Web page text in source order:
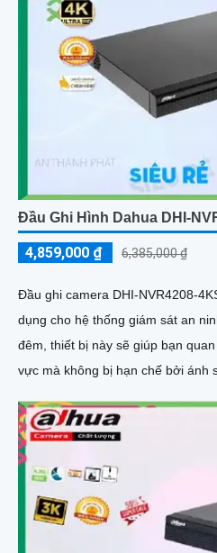
Đầu Ghi Hình Dahua DHI-
4,859,000 ₫ 6,385,000 ₫
Đầu ghi camera DHI-NVR4208-
dụng cho hệ thống giám sát an ninh. Với khả năng xem
đêm, thiết bị này sẽ giúp bạn
vực mà không bị hạn chế bởi ánh